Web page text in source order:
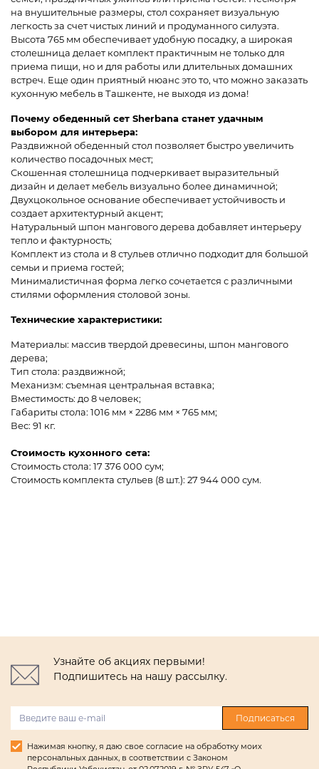
на внушительные размеры, стол сохраняет визуальную
легкость за счет чистых линий и продуманного силуэта.
Высота 765 мм обеспечивает удобную посадку, а широкая
столешница делает комплект практичным не только для
приема пищи, но и для работы или длительных домашних
встреч. Еще один приятный нюанс это то, что можно заказать
кухонную мебель в Ташкенте, не выходя из дома!
Почему обеденный сет Sherbana станет удачным
выбором для интерьера:
Раздвижной обеденный стол позволяет быстро увеличить
количество посадочных мест;
Скошенная столешница подчеркивает выразительный
дизайн и делает мебель визуально более динамичной;
Двухцокольное основание обеспечивает устойчивость и
создает архитектурный акцент;
Натуральный шпон мангового дерева добавляет интерьеру
тепло и фактурность;
Комплект из стола и 8 стульев отлично подходит для большой
семьи и приема гостей;
Минималистичная форма легко сочетается с различными
стилями оформления столовой зоны.
Технические характеристики:
Материалы: массив твердой древесины, шпон мангового
дерева;
Тип стола: раздвижной;
Механизм: съемная центральная вставка;
Вместимость: до 8 человек;
Габариты стола: 1016 мм × 2286 мм × 765 мм;
Вес: 91 кг.
Стоимость кухонного сета:
Стоимость стола: 17 376 000 сум;
Стоимость комплекта стульев (8 шт.): 27 944 000 сум.
Узнайте об акциях первыми!
Подпишитесь на нашу рассылку.
Подписаться
Нажимая кнопку, я даю свое согласие на обработку моих
персональных данных, в соответствии с Законом